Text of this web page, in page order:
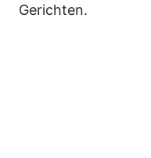
Gerichten.